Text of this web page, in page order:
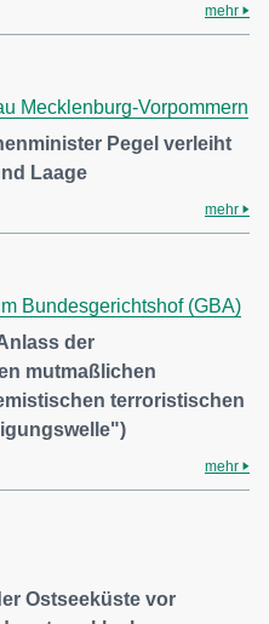
mehr
Mecklenburg-Vorpommern
Pegel verleiht
Laage
mehr
Bundesgerichtshof (GBA)
der
mutmaßlichen
terroristischen
mehr
Ostseeküste vor